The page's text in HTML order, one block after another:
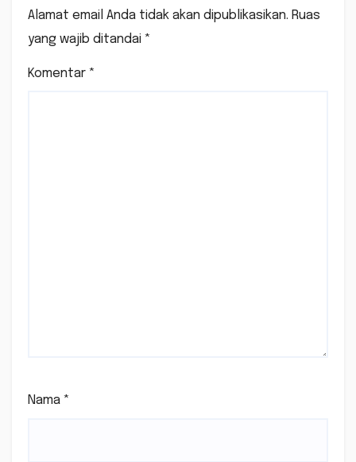
Alamat email Anda tidak akan dipublikasikan. Ruas
yang wajib ditandai *
Komentar *
Nama *